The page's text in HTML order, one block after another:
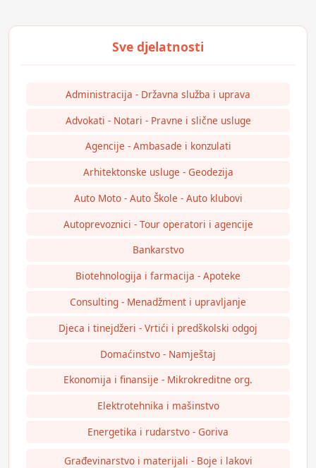
Administracija - Državna služba i uprava
Advokati - Notari - Pravne i slične usluge
Agencije - Ambasade i konzulati
Arhitektonske usluge - Geodezija
Auto Moto - Auto Škole - Auto klubovi
Autoprevoznici - Tour operatori i agencije
Bankarstvo
Biotehnologija i farmacija - Apoteke
Consulting - Menadžment i upravljanje
Djeca i tinejdžeri - Vrtići i predškolski odgoj
Domaćinstvo - Namještaj
Ekonomija i finansije - Mikrokreditne org.
Elektrotehnika i mašinstvo
Energetika i rudarstvo - Goriva
Građevinarstvo i materijali - Boje i lakovi